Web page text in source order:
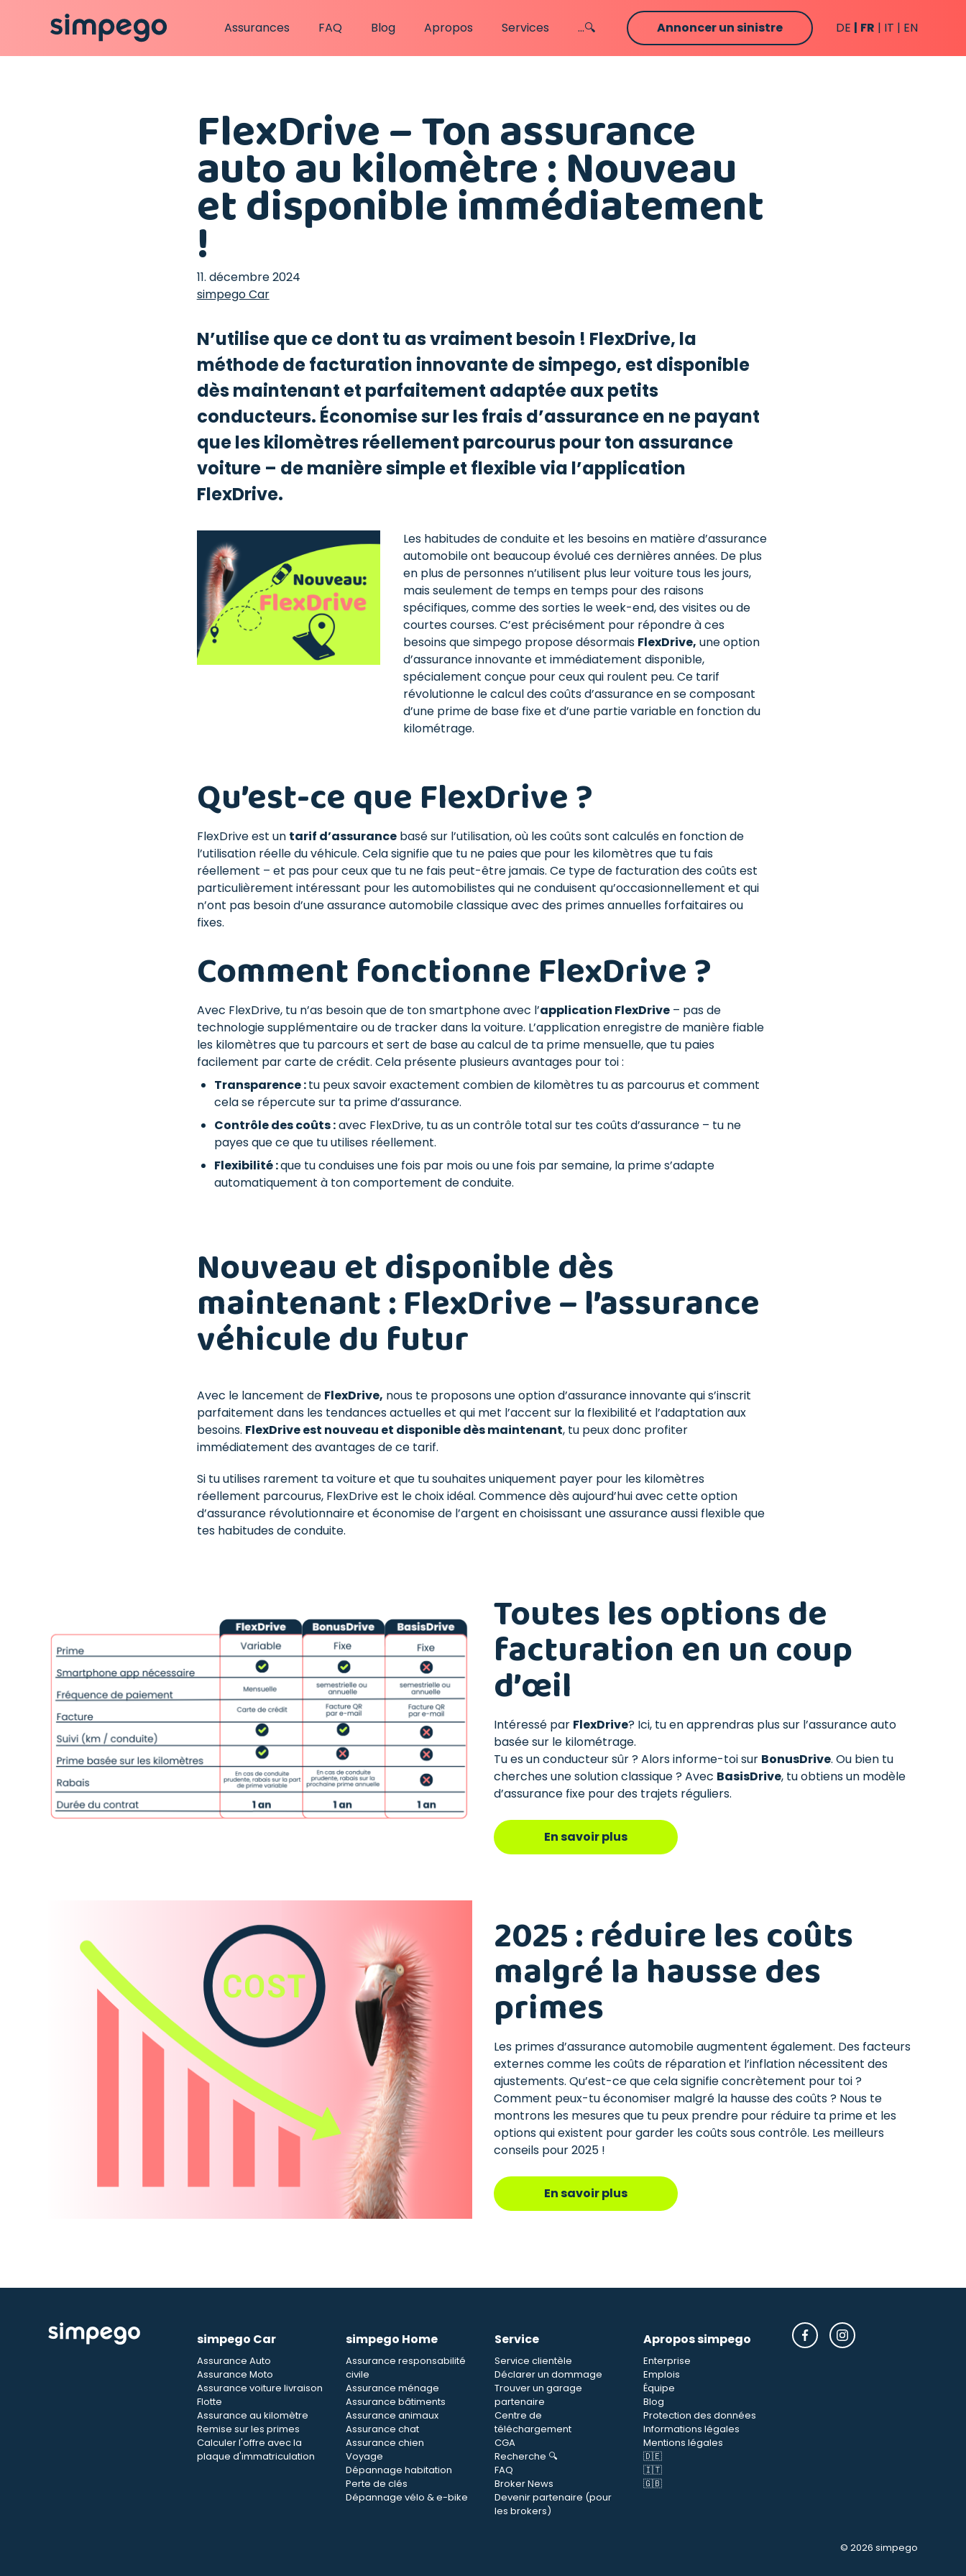
Assurances FAQ Blog Apropos Services ...🔍 Annoncer un sinistre DE FR IT EN
FlexDrive – Ton assurance
auto au kilomètre : Nouveau
et disponible immédiatement
!
11. décembre 2024
simpego Car
N’utilise que ce dont tu as vraiment besoin ! FlexDrive, la
méthode de facturation innovante de simpego, est disponible
dès maintenant et parfaitement adaptée aux petits
conducteurs. Économise sur les frais d’assurance en ne payant
que les kilomètres réellement parcourus pour ton assurance
voiture – de manière simple et flexible via l’application
FlexDrive.
Les habitudes de conduite et les besoins en matière d’assurance
automobile ont beaucoup évolué ces dernières années. De plus
en plus de personnes n’utilisent plus leur voiture tous les jours,
mais seulement de temps en temps pour des raisons
spécifiques, comme des sorties le week-end, des visites ou de
courtes courses. C’est précisément pour répondre à ces
besoins que simpego propose désormais FlexDrive, une option
d’assurance innovante et immédiatement disponible,
spécialement conçue pour ceux qui roulent peu. Ce tarif
révolutionne le calcul des coûts d’assurance en se composant
d’une prime de base fixe et d’une partie variable en fonction du
kilométrage.
Qu’est-ce que FlexDrive ?
FlexDrive est un tarif d’assurancebasé sur l’utilisation, où les coûts sont calculés en fonction de
l’utilisation réelle du véhicule. Cela signifie que tu ne paies que pour les kilomètres que tu fais
réellement – et pas pour ceux que tu ne fais peut-être jamais. Ce type de facturation des coûts est
particulièrement intéressant pour les automobilistes qui ne conduisent qu’occasionnellement et qui
n’ont pas besoin d’une assurance automobile classique avec des primes annuelles forfaitaires ou
fixes.
Comment fonctionne FlexDrive ?
Avec FlexDrive, tu n’as besoin que de ton smartphone avec l’application FlexDrive– pas de
technologie supplémentaire ou de tracker dans la voiture. L’application enregistre de manière fiable
les kilomètres que tu parcours et sert de base au calcul de ta prime mensuelle, que tu paies
facilement par carte de crédit. Cela présente plusieurs avantages pour toi :
Transparence :tu peux savoir exactement combien de kilomètres tu as parcourus et comment
cela se répercute sur ta prime d’assurance.
Contrôle des coûts :avec FlexDrive, tu as un contrôle total sur tes coûts d’assurance – tu ne
payes que ce que tu utilises réellement.
Flexibilité :que tu conduises une fois par mois ou une fois par semaine, la prime s’adapte
automatiquement à ton comportement de conduite.
Nouveau et disponible dès
maintenant : FlexDrive – l’assurance
véhicule du futur
Avec le lancement de FlexDrive, nous te proposons une option d’assurance innovante qui s’inscrit
parfaitement dans les tendances actuelles et qui met l’accent sur la flexibilité et l’adaptation aux
besoins. FlexDrive est nouveau et disponible dès maintenant, tu peux donc profiter
immédiatement des avantages de ce tarif.
Si tu utilises rarement ta voiture et que tu souhaites uniquement payer pour les kilomètres
réellement parcourus, FlexDrive est le choix idéal. Commence dès aujourd’hui avec cette option
d’assurance révolutionnaire et économise de l’argent en choisissant une assurance aussi flexible que
tes habitudes de conduite.
Toutes les options de
facturation en un coup
d’œil
Intéressé par FlexDrive? Ici, tu en apprendras plus sur l’assurance auto
basée sur le kilométrage.
Tu es un conducteur sûr ? Alors informe-toi sur BonusDrive. Ou bien tu
cherches une solution classique ? Avec BasisDrive, tu obtiens un modèle
d’assurance fixe pour des trajets réguliers.
En savoir plus
2025 : réduire les coûts
malgré la hausse des
primes
Les primes d’assurance automobile augmentent également. Des facteurs
externes comme les coûts de réparation et l’inflation nécessitent des
ajustements. Qu’est-ce que cela signifie concrètement pour toi ?
Comment peux-tu économiser malgré la hausse des coûts ? Nous te
montrons les mesures que tu peux prendre pour réduire ta prime et les
options qui existent pour garder les coûts sous contrôle. Les meilleurs
conseils pour 2025 !
En savoir plus
simpego Car
Assurance Auto
Assurance Moto
Assurance voiture livraison
Flotte
Assurance au kilomètre
Remise sur les primes
Calculer l'offre avec la
plaque d'immatriculation
simpego Home
Assurance responsabilité
civile
Assurance ménage
Assurance bâtiments
Assurance animaux
Assurance chat
Assurance chien
Voyage
Dépannage habitation
Perte de clés
Dépannage vélo & e-bike
Service
Service clientèle
Déclarer un dommage
Trouver un garage
partenaire
Centre de
téléchargement
CGA
Recherche 🔍
FAQ
Broker News
Devenir partenaire (pour
les brokers)
Apropos simpego
Enterprise
Emplois
Équipe
Blog
Protection des données
Informations légales
Mentions légales
🇩🇪
🇮🇹
🇬🇧
© 2026 simpego